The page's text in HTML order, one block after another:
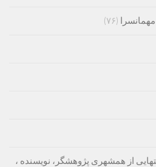
(۷۶)
از همشهری پژوهشگر، نویسنده ،